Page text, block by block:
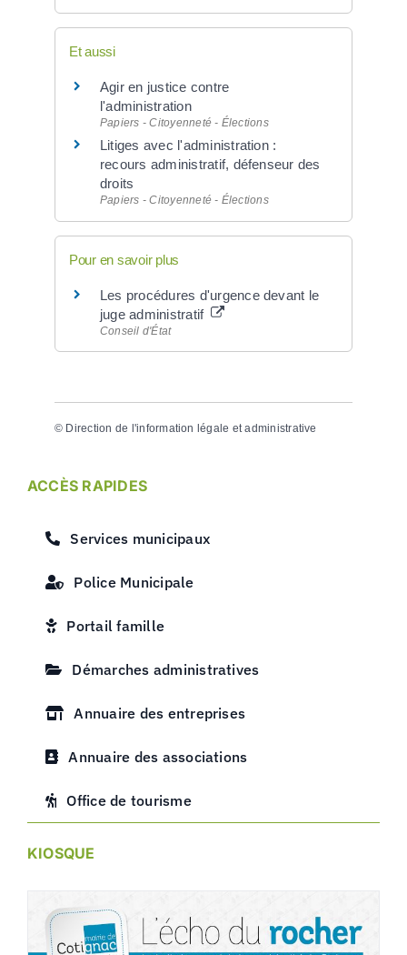
Et aussi
Agir en justice contre
l'administration
Papiers - Citoyenneté - Élections
Litiges avec l'administration :
recours administratif, défenseur des
droits
Papiers - Citoyenneté - Élections
Pour en savoir plus
Les procédures d'urgence devant le
juge administratif
Conseil d'État
© Direction de l'information légale et administrative
ACCÈS RAPIDES
Services municipaux
Police Municipale
Portail famille
Démarches administratives
Annuaire des entreprises
Annuaire des associations
Office de tourisme
KIOSQUE